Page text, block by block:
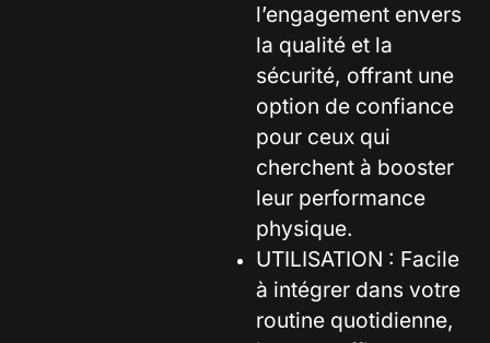
l’engagement envers
la qualité et la
sécurité, offrant une
option de confiance
pour ceux qui
cherchent à booster
leur performance
physique.
UTILISATION : Facile
à intégrer dans votre
routine quotidienne,